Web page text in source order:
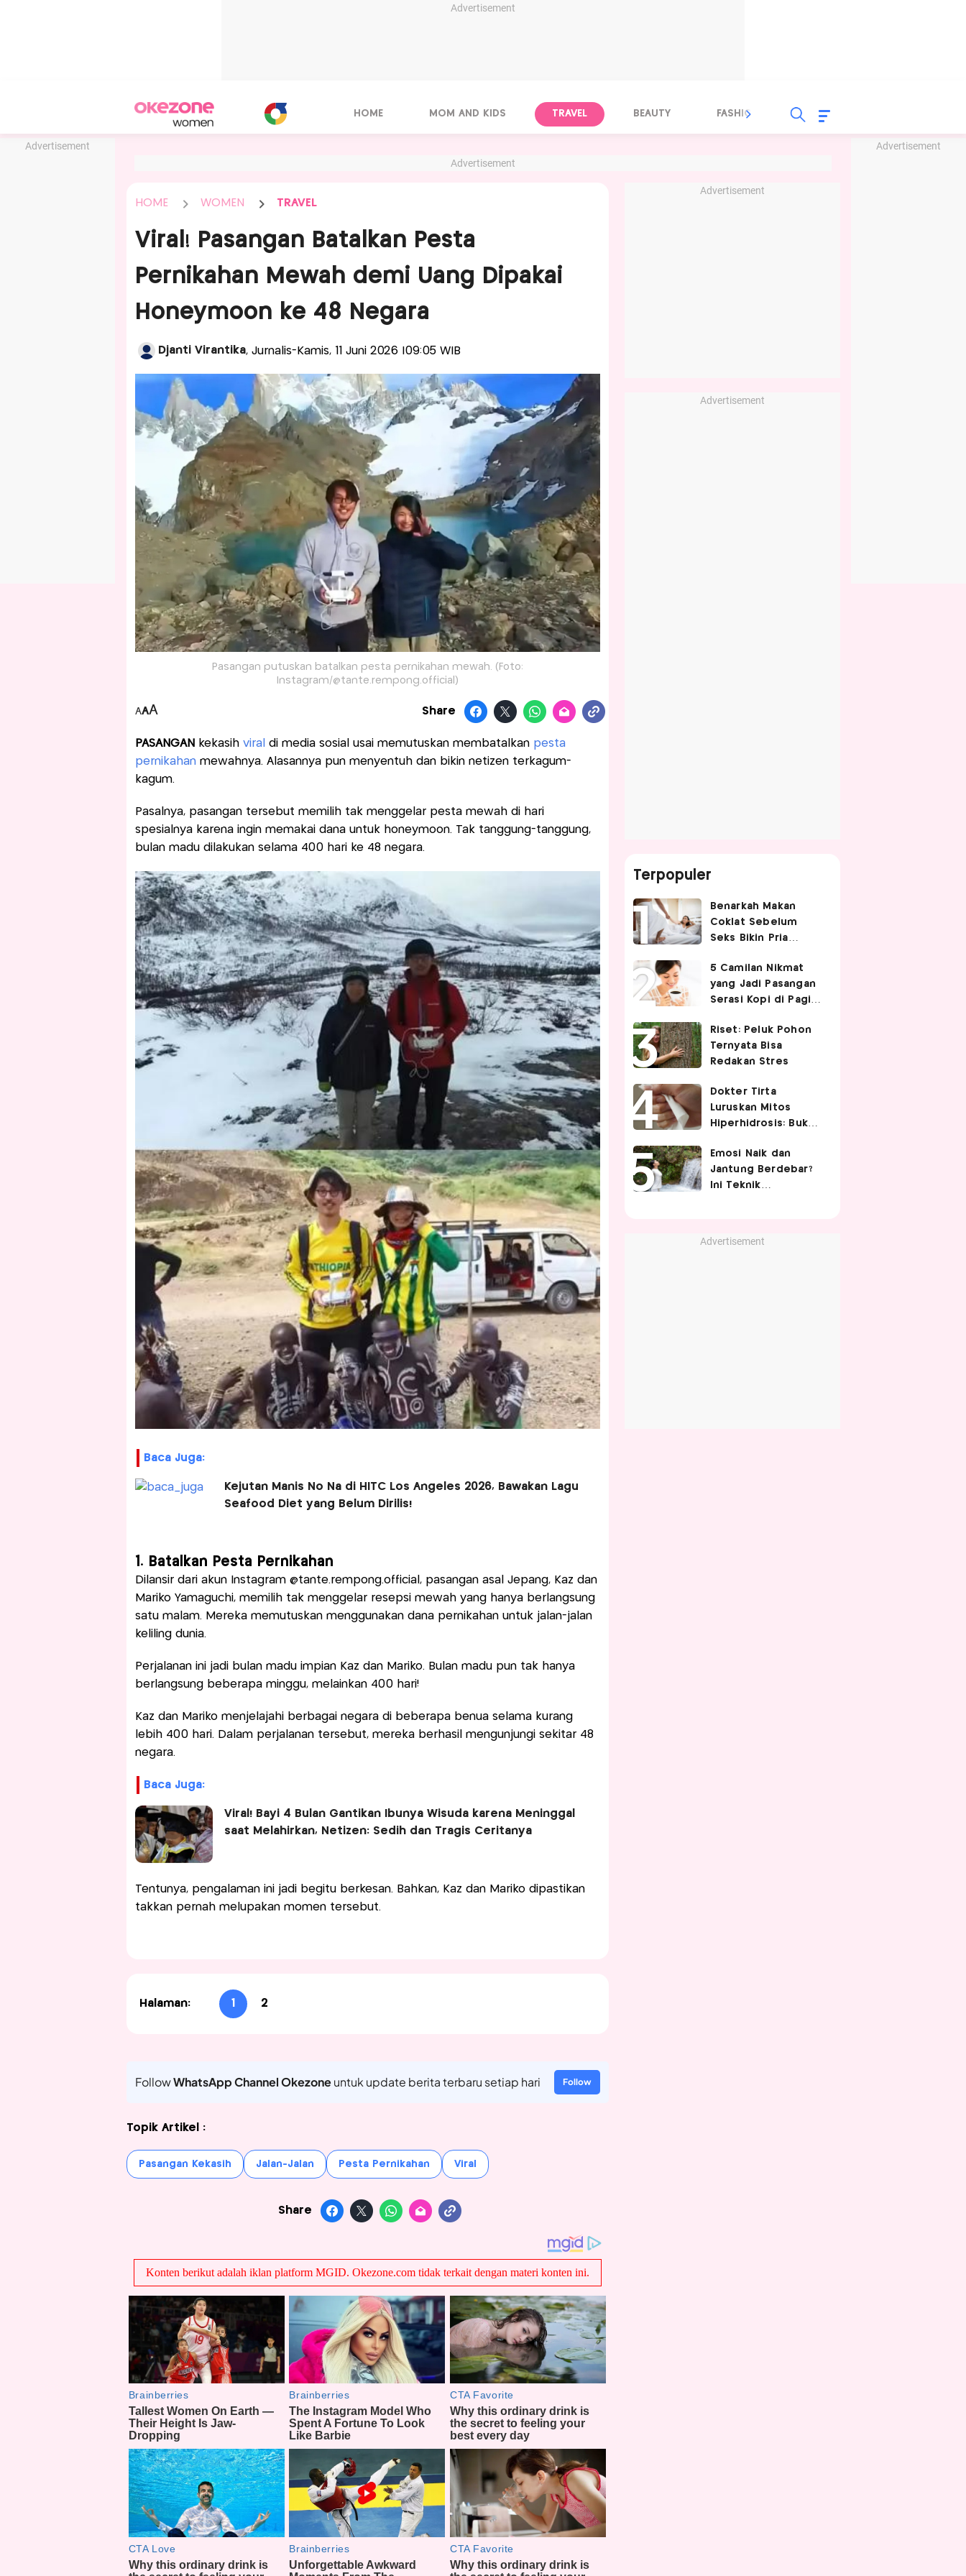
Advertisement
Advertisement Advertisement
HOME MOM AND KIDS TRAVEL BEAUTY FASHION FOOD
Advertisement
HOME WOMEN TRAVEL
Viral! Pasangan Batalkan Pesta
Pernikahan Mewah demi Uang Dipakai
Honeymoon ke 48 Negara
Djanti Virantika, Jurnalis-Kamis, 11 Juni 2026 |09:05 WIB
Pasangan putuskan batalkan pesta pernikahan mewah. (Foto:
Instagram/@tante.rempong.official)
AAA Share
PASANGAN kekasih viral di media sosial usai memutuskan membatalkan pesta
pernikahanmewahnya. Alasannya pun menyentuh dan bikin netizen terkagum-
kagum.
Pasalnya, pasangan tersebut memilih tak menggelar pesta mewah di hari
spesialnya karena ingin memakai dana untuk honeymoon. Tak tanggung-tanggung,
bulan madu dilakukan selama 400 hari ke 48 negara.
Baca Juga:
Kejutan Manis No Na di HITC Los Angeles 2026, Bawakan Lagu
Seafood Diet yang Belum Dirilis!
1. Batalkan Pesta Pernikahan
Dilansir dari akun Instagram @tante.rempong.official, pasangan asal Jepang, Kaz dan
Mariko Yamaguchi, memilih tak menggelar resepsi mewah yang hanya berlangsung
satu malam. Mereka memutuskan menggunakan dana pernikahan untuk jalan-jalan
keliling dunia.
Perjalanan ini jadi bulan madu impian Kaz dan Mariko. Bulan madu pun tak hanya
berlangsung beberapa minggu, melainkan 400 hari!
Kaz dan Mariko menjelajahi berbagai negara di beberapa benua selama kurang
lebih 400 hari. Dalam perjalanan tersebut, mereka berhasil mengunjungi sekitar 48
negara.
Baca Juga:
Viral! Bayi 4 Bulan Gantikan Ibunya Wisuda karena Meninggal
saat Melahirkan, Netizen: Sedih dan Tragis Ceritanya
Tentunya, pengalaman ini jadi begitu berkesan. Bahkan, Kaz dan Mariko dipastikan
takkan pernah melupakan momen tersebut.
Halaman: 1 2
FollowWhatsApp Channel Okezoneuntuk update berita terbaru setiap hari Follow
Topik Artikel :
Pasangan Kekasih Jalan-Jalan Pesta Pernikahan Viral
Share
Advertisement
Advertisement
Terpopuler
Benarkah Makan
Coklat Sebelum
Seks Bikin Pria
Cek 5 Faktanya
5 Camilan Nikmat
yang Jadi Pasangan
Serasi Kopi di Pagi
Riset: Peluk Pohon
Ternyata Bisa
Redakan Stres
Dokter Tirta
Luruskan Mitos
Hiperhidrosis: Bukan
Jantung, tapi Saraf
Simpatis Berlebihan
Emosi Naik dan
Jantung Berdebar?
Ini Teknik
Advertisement